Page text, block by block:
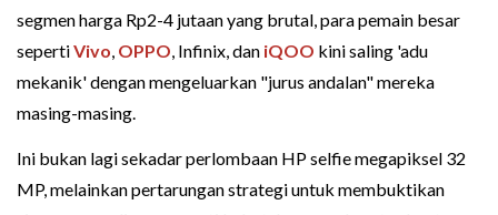
segmen harga Rp2-4 jutaan yang brutal, para pemain besar
sepertiVivo, OPPO, Infinix, dan iQOO kini saling 'adu
mekanik' dengan mengeluarkan "jurus andalan" mereka
masing-masing.
Ini bukan lagi sekadar perlombaan HP selfie megapiksel 32
MP, melainkan pertarungan strategi untuk membuktikan